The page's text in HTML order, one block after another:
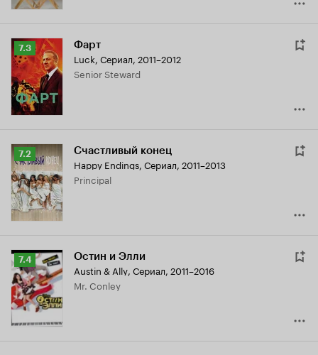
Рейтинг
Кинопоиска
7.3
7.3 Фарт
Luck, Сериал, 2011–2012
Senior Steward
Рейтинг
Кинопоиска
7.2
7.2 Счастливый конец
Happy Endings, Сериал, 2011–2013
Principal
Рейтинг
Кинопоиска
7.4
7.4 Остин и Элли
Austin & Ally, Сериал, 2011–2016
Mr. Conley